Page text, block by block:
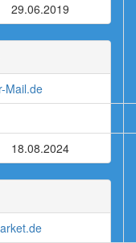
29.06.2019
18.08.2024